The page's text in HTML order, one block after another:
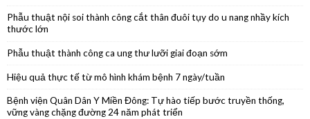
Phẫu thuật nội soi thành công cắt thân đuôi tụy do u nang nhầy kích
thước lớn
Phẫu thuật thành công ca ung thư lưỡi giai đoạn sớm
Hiệu quả thực tế từ mô hình khám bệnh 7 ngày/tuần
Bệnh viện Quân Dân Y Miền Đông: Tự hào tiếp bước truyền thống,
vững vàng chặng đường 24 năm phát triển